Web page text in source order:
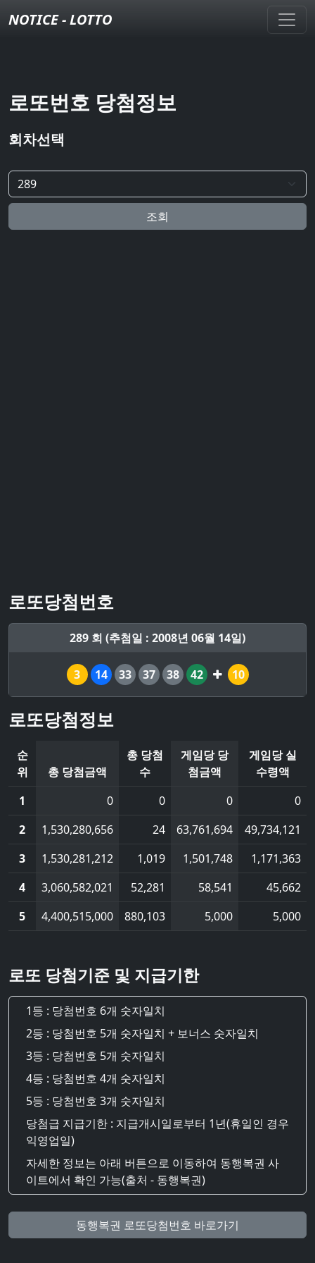
NOTICE - LOTTO
로또번호 당첨정보
회차선택
조회
로또당첨번호
289 회 (추첨일 : 2008년 06월 14일)
3 14 33 37 38 42 10
로또당첨정보
순
위
총 당첨금액
총 당첨
수
게임당 당
첨금액
게임당 실
수령액
1
0 0 0
0
2
1,530,280,656 24 63,761,694
49,734,121
3
1,530,281,212 1,019 1,501,748
1,171,363
4
3,060,582,021 52,281 58,541
45,662
5
4,400,515,000 880,103 5,000 5,000
로또 당첨기준 및 지급기한
1등 : 당첨번호 6개 숫자일치
2등 : 당첨번호 5개 숫자일치 + 보너스 숫자일치
3등 : 당첨번호 5개 숫자일치
4등 : 당첨번호 4개 숫자일치
5등 : 당첨번호 3개 숫자일치
당첨급 지급기한 : 지급개시일로부터 1년(휴일인 경우
익영업일)
자세한 정보는 아래 버튼으로 이동하여 동행복권 사
이트에서 확인 가능(출처 - 동행복권)
동행복권 로또당첨번호 바로가기